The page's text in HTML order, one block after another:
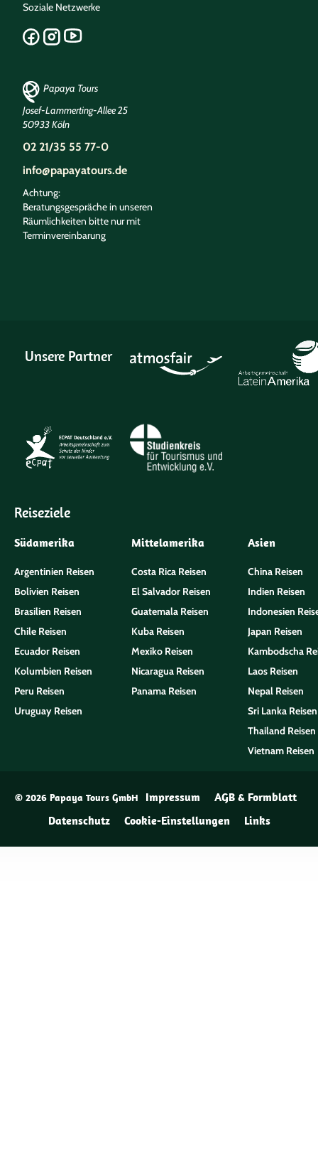
Soziale Netzwerke
Papaya Tours
Josef-Lammerting-Allee 25
50933 Köln
02 21/35 55 77-0
info@papayatours.de
Achtung:
Beratungsgespräche in unseren
Räumlichkeiten bitte nur mit
Terminvereinbarung
Unsere Partner
Reiseziele
Südamerika
Argentinien Reisen
Bolivien Reisen
Brasilien Reisen
Chile Reisen
Ecuador Reisen
Kolumbien Reisen
Peru Reisen
Uruguay Reisen
Mittelamerika
Costa Rica Reisen
El Salvador Reisen
Guatemala Reisen
Kuba Reisen
Mexiko Reisen
Nicaragua Reisen
Panama Reisen
Asien
China Reisen
Indien Reisen
Indonesien
Japan Reisen
Kambodscha
Laos Reisen
Nepal Reisen
Sri Lanka Reisen
Thailand Reisen
Vietnam Reisen
© 2026 Papaya Tours GmbH Impressum
AGB & Formblatt
Datenschutz
Cookie-Einstellungen Links